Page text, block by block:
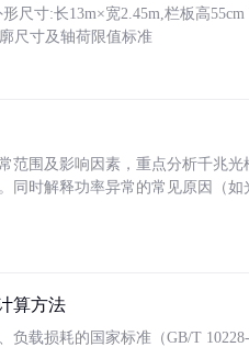
尺寸:长13m×宽2.45m,栏板高
尺寸及轴荷限值标准
范围及影响因素，重点分析千兆
同时解释功率异常的常见原因（
算方法
负载损耗的国家标准（GB/T